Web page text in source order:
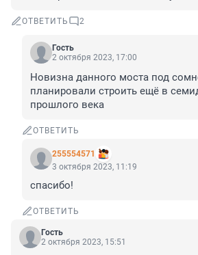
ОТВЕТИТЬ 2
Гость
2 октября 2023, 17:00
Новизна данного моста под
планировали строить ещё в
прошлого века
ОТВЕТИТЬ
255554571
3 октября 2023, 11:19
спасибо!
ОТВЕТИТЬ
Гость
2 октября 2023, 15:51